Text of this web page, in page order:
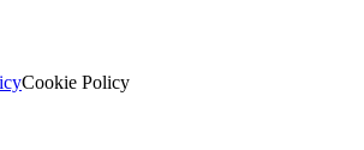
Cookie Policy